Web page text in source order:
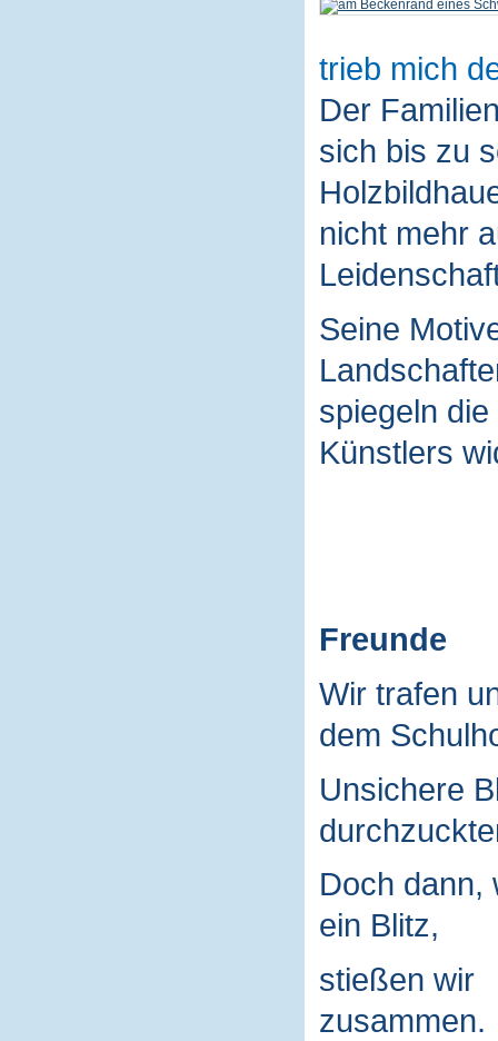
trieb mich
Der
sich bis zu
nicht mehr
Seine
spiegeln
Künstlers
Freunde
Wir trafen
dem
Unsichere
Doch dann,
ein Blitz,
stießen wir
zusammen.